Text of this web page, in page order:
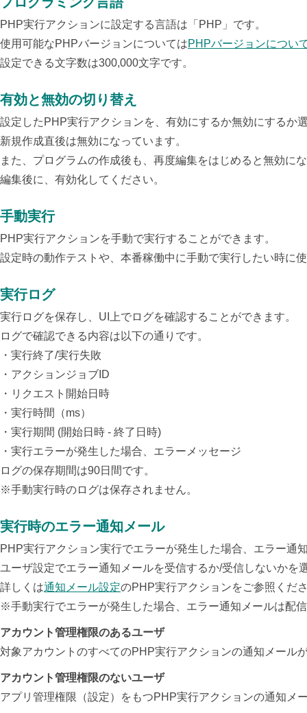
PHP実行アクションに設定する言語は「PHP」です。
使用可能なPHPバージョンについてはPHPバージョンについ
設定できる文字数は300,000文字です。
有効と無効の切り替え
設定したPHP実行アクションを、有効にするか無効にするか
新規作成直後は無効になっています。
また、プログラムの作成後も、再度編集をはじめると無効に
編集後に、有効化してください。
手動実行
PHP実行アクションを手動で実行することができます。
設定時の動作テストや、本番稼働中に手動で実行したい時に
実行ログ
実行ログを保存し、UI上でログを確認することができます。
ログで確認できる内容は以下の通りです。
・実行終了/実行失敗
・アクションジョブID
・リクエスト開始日時
・実行時間（ms）
・実行期間 (開始日時 - 終了日時)
・実行エラーが発生した場合、エラーメッセージ
ログの保存期間は90日間です。
※手動実行時のログは保存されません。
実行時のエラー通知メール
PHP実行アクション実行でエラーが発生した場合、エラー通
ユーザ設定でエラー通知メールを受信するか/受信しないかを
詳しくは通知メール設定のPHP実行アクションをご参照くだ
※手動実行でエラーが発生した場合、エラー通知メールは配
アカウント管理権限のあるユーザ
対象アカウントのすべてのPHP実行アクションの通知メール
アカウント管理権限のないユーザ
アプリ管理権限（設定）をもつPHP実行アクションの通知メ